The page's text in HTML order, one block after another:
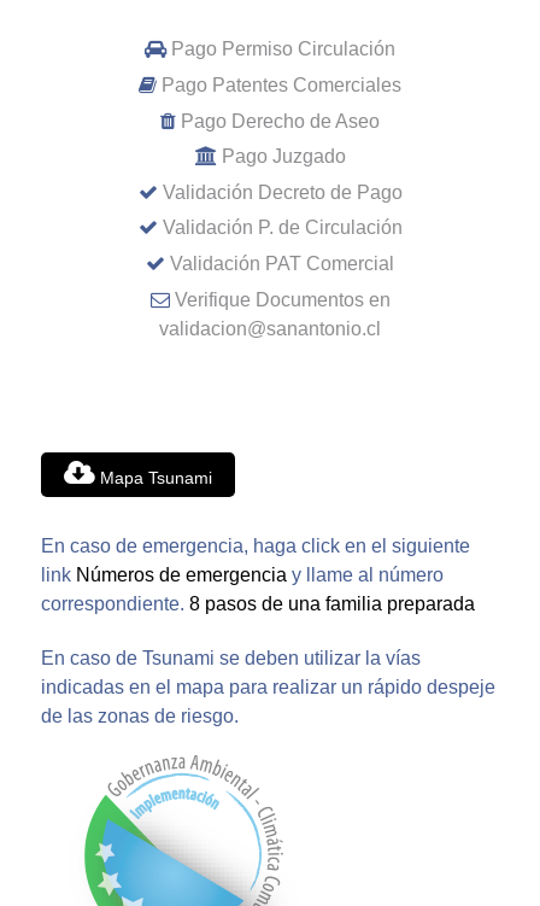
Pago Permiso Circulación
Pago Patentes Comerciales
Pago Derecho de Aseo
Pago Juzgado
Validación Decreto de Pago
Validación P. de Circulación
Validación PAT Comercial
Verifique Documentos en
validacion@sanantonio.cl
Mapa Tsunami
En caso de emergencia, haga click en el siguiente
link Números de emergencia y llame al número
correspondiente. 8 pasos de una familia preparada
En caso de Tsunami se deben utilizar la vías
indicadas en el mapa para realizar un rápido despeje
de las zonas de riesgo.